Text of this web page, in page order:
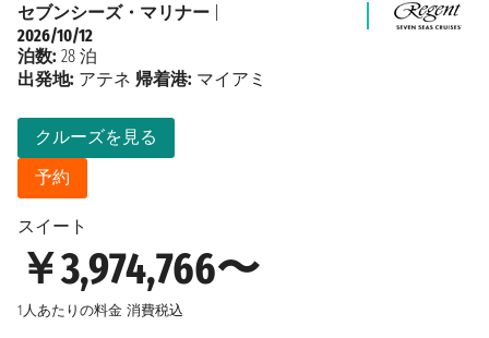
スイート
￥3,974,766〜
1人あたりの料金 消費税込
クルーズを見る
予約
セブンシーズ・マリナー
2026/10/12
泊数: 28 泊
出発地: アテネ 帰着港: マイアミ